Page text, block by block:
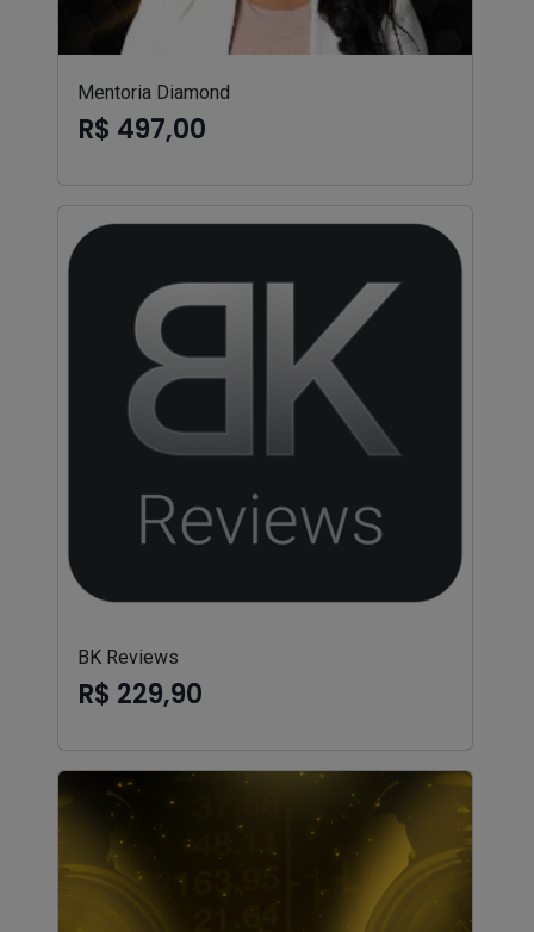
Mentoria Diamond
R$ 497,00
BK Reviews
R$ 229,90